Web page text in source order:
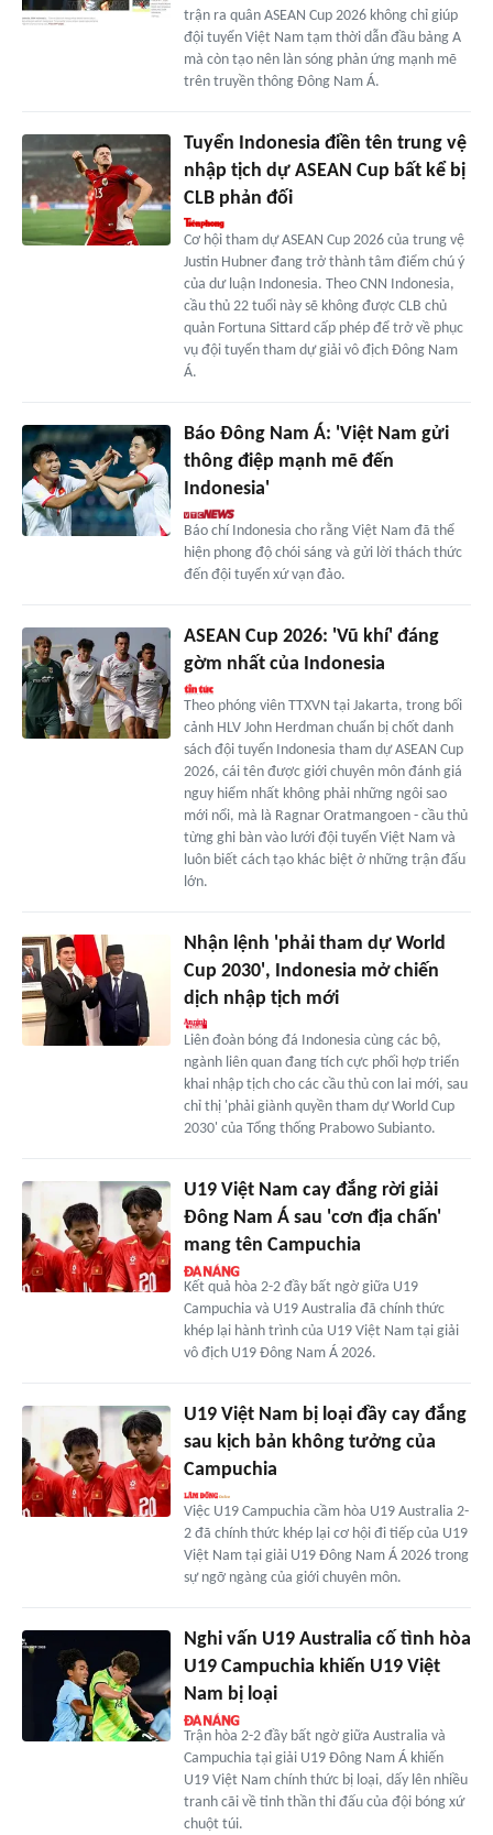
trận ra quân ASEAN Cup 2026 không chỉ giúp
đội tuyển Việt Nam tạm thời dẫn đầu bảng A
mà còn tạo nên làn sóng phản ứng mạnh mẽ
trên truyền thông Đông Nam Á.
Tuyển Indonesia điền tên trung vệ
nhập tịch dự ASEAN Cup bất kể bị
CLB phản đối
Cơ hội tham dự ASEAN Cup 2026 của trung vệ
Justin Hubner đang trở thành tâm điểm chú ý
của dư luận Indonesia. Theo CNN Indonesia,
cầu thủ 22 tuổi này sẽ không được CLB chủ
quản Fortuna Sittard cấp phép để trở về phục
vụ đội tuyển tham dự giải vô địch Đông Nam
Á.
Báo Đông Nam Á: 'Việt Nam gửi
thông điệp mạnh mẽ đến
Indonesia'
Báo chí Indonesia cho rằng Việt Nam đã thể
hiện phong độ chói sáng và gửi lời thách thức
đến đội tuyển xứ vạn đảo.
ASEAN Cup 2026: 'Vũ khí' đáng
gờm nhất của Indonesia
Theo phóng viên TTXVN tại Jakarta, trong bối
cảnh HLV John Herdman chuẩn bị chốt danh
sách đội tuyển Indonesia tham dự ASEAN Cup
2026, cái tên được giới chuyên môn đánh giá
nguy hiểm nhất không phải những ngôi sao
mới nổi, mà là Ragnar Oratmangoen - cầu thủ
từng ghi bàn vào lưới đội tuyển Việt Nam và
luôn biết cách tạo khác biệt ở những trận đấu
lớn.
Nhận lệnh 'phải tham dự World
Cup 2030', Indonesia mở chiến
dịch nhập tịch mới
Liên đoàn bóng đá Indonesia cùng các bộ,
ngành liên quan đang tích cực phối hợp triển
khai nhập tịch cho các cầu thủ con lai mới, sau
chỉ thị 'phải giành quyền tham dự World Cup
2030' của Tổng thống Prabowo Subianto.
U19 Việt Nam cay đắng rời giải
Đông Nam Á sau 'cơn địa chấn'
mang tên Campuchia
Kết quả hòa 2-2 đầy bất ngờ giữa U19
Campuchia và U19 Australia đã chính thức
khép lại hành trình của U19 Việt Nam tại giải
vô địch U19 Đông Nam Á 2026.
U19 Việt Nam bị loại đầy cay đắng
sau kịch bản không tưởng của
Campuchia
Việc U19 Campuchia cầm hòa U19 Australia 2-
2 đã chính thức khép lại cơ hội đi tiếp của U19
Việt Nam tại giải U19 Đông Nam Á 2026 trong
sự ngỡ ngàng của giới chuyên môn.
Nghi vấn U19 Australia cố tình hòa
U19 Campuchia khiến U19 Việt
Nam bị loại
Trận hòa 2-2 đầy bất ngờ giữa Australia và
Campuchia tại giải U19 Đông Nam Á khiến
U19 Việt Nam chính thức bị loại, dấy lên nhiều
tranh cãi về tinh thần thi đấu của đội bóng xứ
chuột túi.